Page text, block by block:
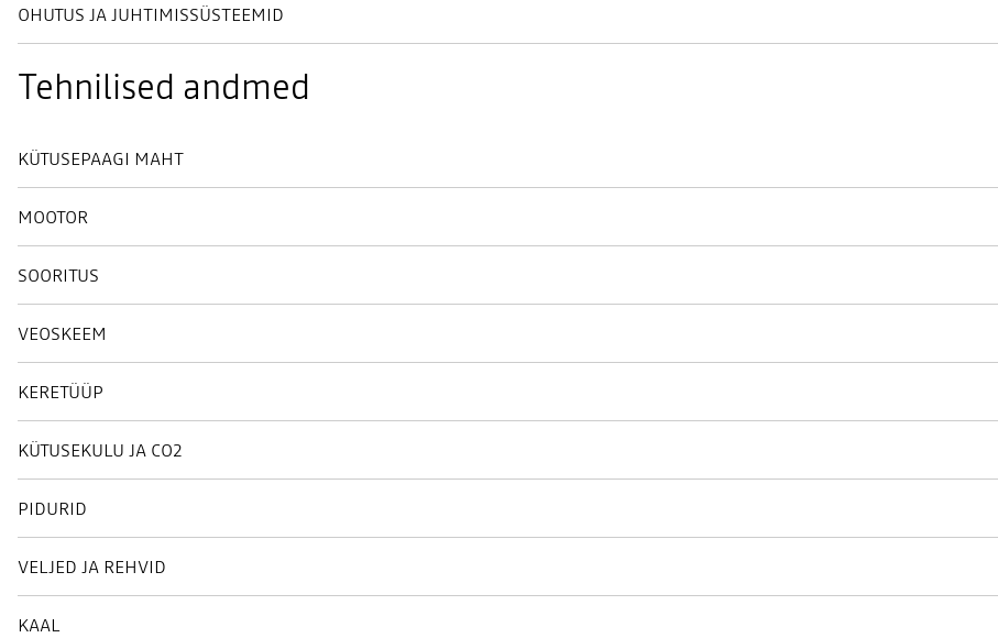
OHUTUS JA JUHTIMISSÜSTEEMID
Tehnilised andmed
KÜTUSEPAAGI MAHT
MOOTOR
SOORITUS
VEOSKEEM
KERETÜÜP
KÜTUSEKULU JA CO2
PIDURID
VELJED JA REHVID
KAAL